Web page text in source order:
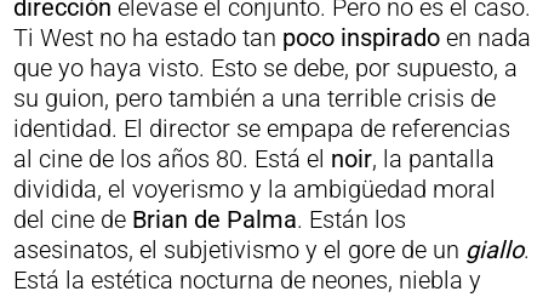
dirección elevase el conjunto. Pero no es el caso.
Ti West no ha estado tan poco inspiradoen nada
que yo haya visto. Esto se debe, por supuesto, a
su guion, pero también a una terrible crisis de
identidad. El director se empapa de referencias
al cine de los años 80. Está el noir, la pantalla
dividida, el voyerismo y la ambigüedad moral
del cine de Brian de Palma. Están los
asesinatos, el subjetivismo y el gore de un giallo.
Está la estética nocturna de neones, niebla y